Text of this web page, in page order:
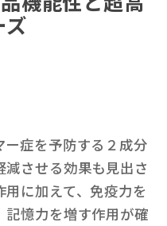
ズ
ー症を予防する２成分
させる効果も見出さ
に加えて、免疫力を
記憶力を増す作用が確